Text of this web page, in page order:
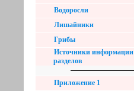
Водоросли
Лишайники
Грибы
Источники информации
разделов
Приложение 1